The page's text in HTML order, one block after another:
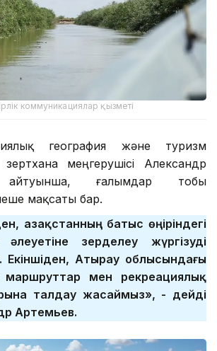
коммуникациялар қызметі
география және туризм
меңгерушісі Александр
айтуынша, ғалымдар тобы
мақсаты бар.
Қазақстанның батыс өңіріндегі
әлеуетіне зерделеу жүргізуді
Екіншіден, Атырау облысындағы
маршруттар мен рекреациялық
талдау жасаймыз», - дейді
Артемьев.